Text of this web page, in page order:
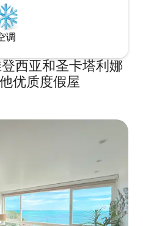
调
西亚和圣卡塔利娜
优质度假屋